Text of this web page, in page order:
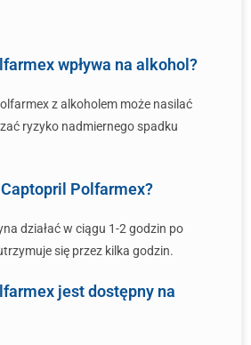
wpływa na alkohol?
z alkoholem może nasilać
ryzyko nadmiernego spadku
Captopril Polfarmex?
działać w ciągu 1-2 godzin po
się przez kilka godzin.
jest dostępny na